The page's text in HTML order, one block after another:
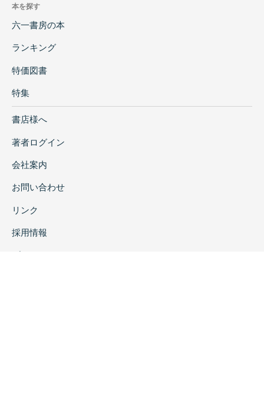
本を探す
六一書房の本
ランキング
特価図書
特集
書店様へ
著者ログイン
会社案内
お問い合わせ
リンク
採用情報